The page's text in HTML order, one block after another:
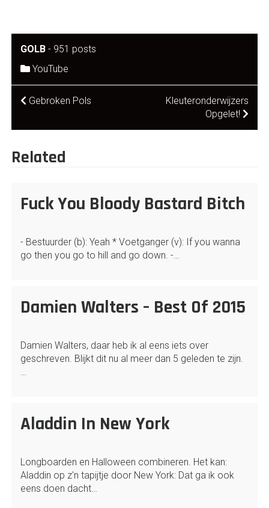
GOLB- 951 posts
YouTube
Post
navigation
Gebroken Pols
Kleuteronderwijzers
Opgelet!
Related
Fuck You Bloody Bastard Bitch
- Bestuurder (b): Yeah * Voetganger (v): If you wanna
go then you go to hill and go down. -…
Damien Walters – Best Of 2015
Damien Walters, daar heb ik al eens iets over
geschreven. Blijkt dit nu al meer dan 5 geleden te zijn.
…
Aladdin In New York
Longboarden en Halloween combineren. Het kan:
Aladdin op z'n tapijtje door New York: Dat ga ik ook
eens doen dacht…